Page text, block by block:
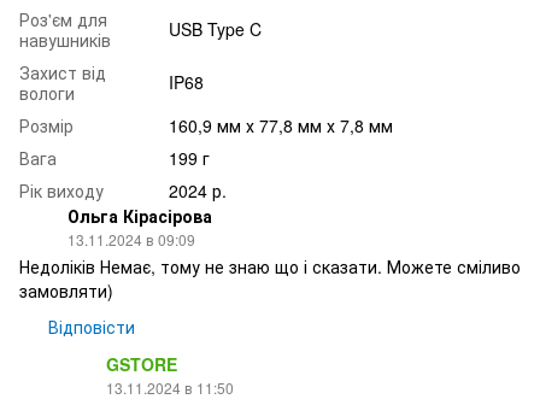
Роз'єм для
навушників
USB Type C
Захист від
вологи
IP68
Розмір
160,9 мм х 77,8 мм х 7,8 мм
Вага
199 г
Рік виходу
2024 р.
Ольга Кірасірова
13.11.2024 в 09:09
Недоліків Немає, тому не знаю що і сказати. Можете сміливо
замовляти)
Відповісти
GSTORE
13.11.2024 в 11:50